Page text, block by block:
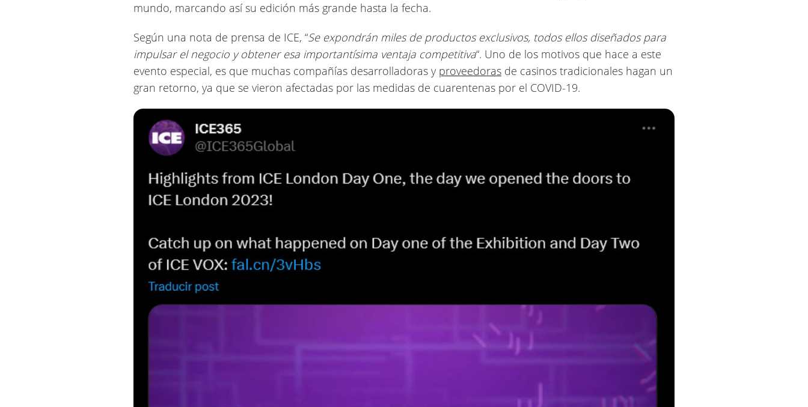
mundo, marcando así su edición más grande hasta la fecha.
Según una nota de prensa de ICE, “Se expondrán miles de productos exclusivos, todos ellos diseñados para
impulsar el negocio y obtener esa importantísima ventaja competitiva“. Uno de los motivos que hace a este
evento especial, es que muchas compañías desarrolladoras y proveedoras de casinos tradicionales hagan un
gran retorno, ya que se vieron afectadas por las medidas de cuarentenas por el COVID-19.